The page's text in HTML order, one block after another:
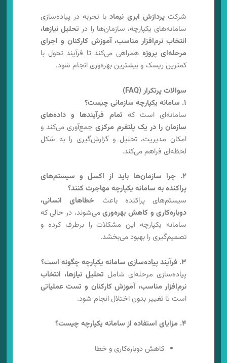
شرکتپردازش ابری نیمادبا تجربه در پیاده‌سازی
سامانه‌های یکپارچه، سازمان‌ها را در تحلیل نیازها،
انتخاب نرم‌افزار مناسب، آموزش کارکنان و اجرای
مرحله‌ای پروژههمراهی می‌کند تا فرآیند تحول با
کمترین ریسک و بیشترین بهره‌وری انجام شود.
سوالات پرتکرار (FAQ)
۱. سامانه یکپارچه سازمانی چیست؟
سامانه‌ای است که تمام فرآیندها و داده‌های
سازمان را در یک پلتفرم مرکزیجمع‌آوری می‌کند و
امکان مدیریت، تحلیل و گزارش‌گیری را به شکل
لحظه‌ای فراهم می‌کند.
۲. چرا سازمان‌ها باید از اکسل و سیستم‌های
پراکنده به سامانه یکپارچه مهاجرت کنند؟
سیستم‌های پراکنده باعث خطاهای انسانی،
دوباره‌کاری و کاهش بهره‌وریمی‌شوند، در حالی که
سامانه یکپارچه این مشکلات را برطرف کرده و
تصمیم‌گیری را بهبود می‌بخشد.
۳. فرآیند پیاده‌سازی سامانه یکپارچه چگونه است؟
پیاده‌سازی مرحله‌ای شامل تحلیل نیازها، انتخاب
نرم‌افزار مناسب، آموزش کارکنان و تست عملیاتی
است تا تغییر بدون اختلال انجام شود.
۴. مزایای استفاده از سامانه یکپارچه چیست؟
کاهش دوباره‌کاری و خطا